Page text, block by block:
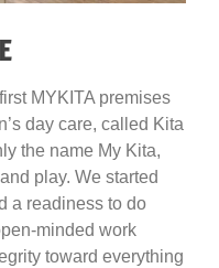
MYKITA premises
day care, called Kita
the name My Kita,
play. We started
a readiness to do
minded work
toward everything